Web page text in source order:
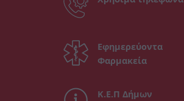
Εφημερεύοντα
Φαρμακεία
Κ.Ε.Π Δήμων